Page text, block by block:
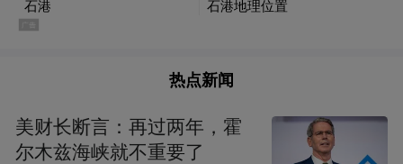
自香港旅游业界的代表们沉浸式感受着石家
多元展示，领略城市独特魅力
近年来，石家庄不断以文旅国际化发展翻开
热点新闻
美财长断言：再过两年，霍
尔木兹海峡就不重要了